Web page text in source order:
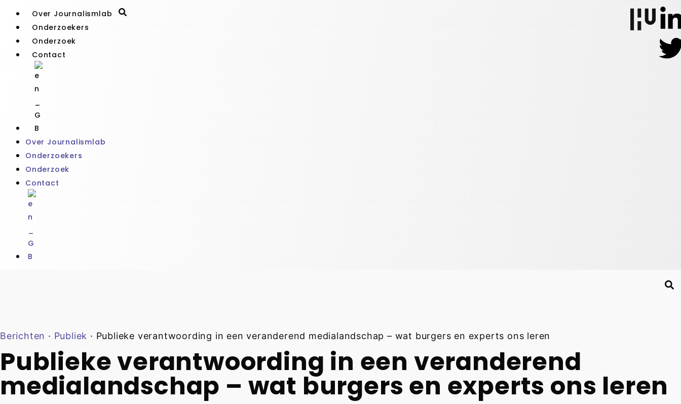
Over Journalismlab
Onderzoekers
Onderzoek
Contact
Over Journalismlab
Onderzoekers
Onderzoek
Contact
Berichten · Publiek · Publieke verantwoording in een veranderend medialandschap – wat burgers en experts ons leren
Publieke verantwoording in een veranderend
medialandschap – wat burgers en experts ons leren